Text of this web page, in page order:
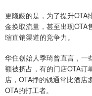
更隐蔽的是，为了提升OTA
金换取流量，甚至出现OTA
缩直销渠道的竞争力。
华住创始人季琦曾直言，一
额被挤占，有的门店OTA订
店，OTA挣的钱通常比酒店
OTA的打工者。